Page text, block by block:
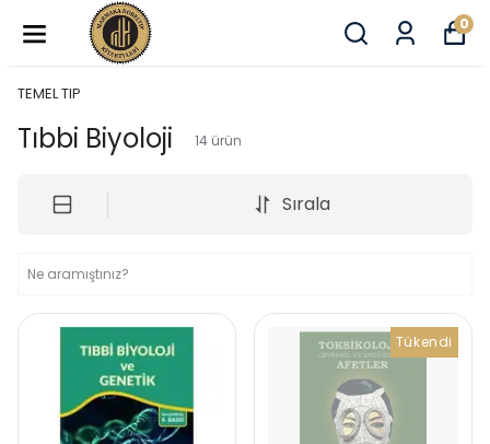
0
TEMEL TIP
Tıbbi Biyoloji 14 ürün
Sırala
Tükendi